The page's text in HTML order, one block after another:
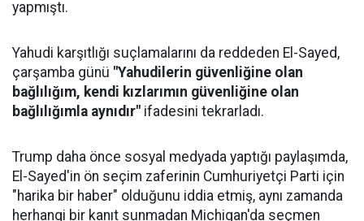
yapmıştı.
Yahudi karşıtlığı suçlamalarını da reddeden El-Sayed,
çarşamba günü "Yahudilerin güvenliğine olan
bağlılığım, kendi kızlarımın güvenliğine olan
bağlılığımla aynıdır" ifadesini tekrarladı.
Trump daha önce sosyal medyada yaptığı paylaşımda,
El-Sayed'in ön seçim zaferinin Cumhuriyetçi Parti için
"harika bir haber" olduğunu iddia etmiş, aynı zamanda
herhangi bir kanıt sunmadan Michigan'da seçmen